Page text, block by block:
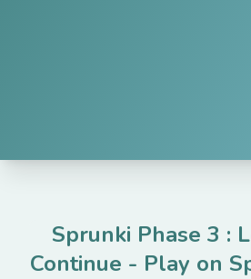
Sprunki Phase 3 :
Continue - Play on